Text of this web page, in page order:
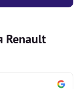
Renault